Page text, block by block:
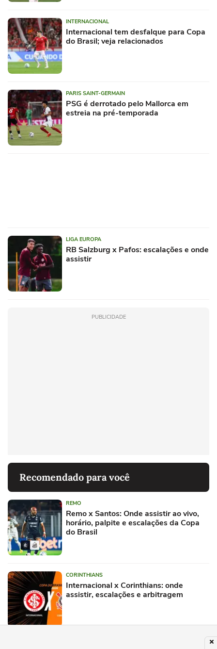
INTERNACIONAL
Internacional tem desfalque para Copa
do Brasil; veja relacionados
PARIS SAINT-GERMAIN
PSG é derrotado pelo Mallorca em
estreia na pré-temporada
LIGA EUROPA
RB Salzburg x Pafos: escalações e onde
assistir
PUBLICIDADE
Recomendado para você
REMO
Remo x Santos: Onde assistir ao vivo,
horário, palpite e escalações da Copa
do Brasil
CORINTHIANS
Internacional x Corinthians: onde
assistir, escalações e arbitragem